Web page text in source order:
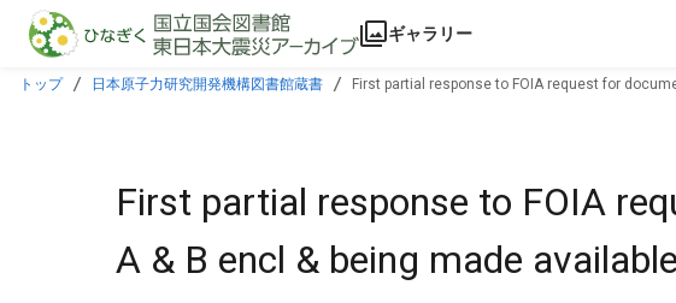
本文に飛ぶ
ギャラリー
トップ 日本原子力研究開発機構図書館蔵書 First partial response to FOIA request for
First partial response to FOIA
A & B encl & being made